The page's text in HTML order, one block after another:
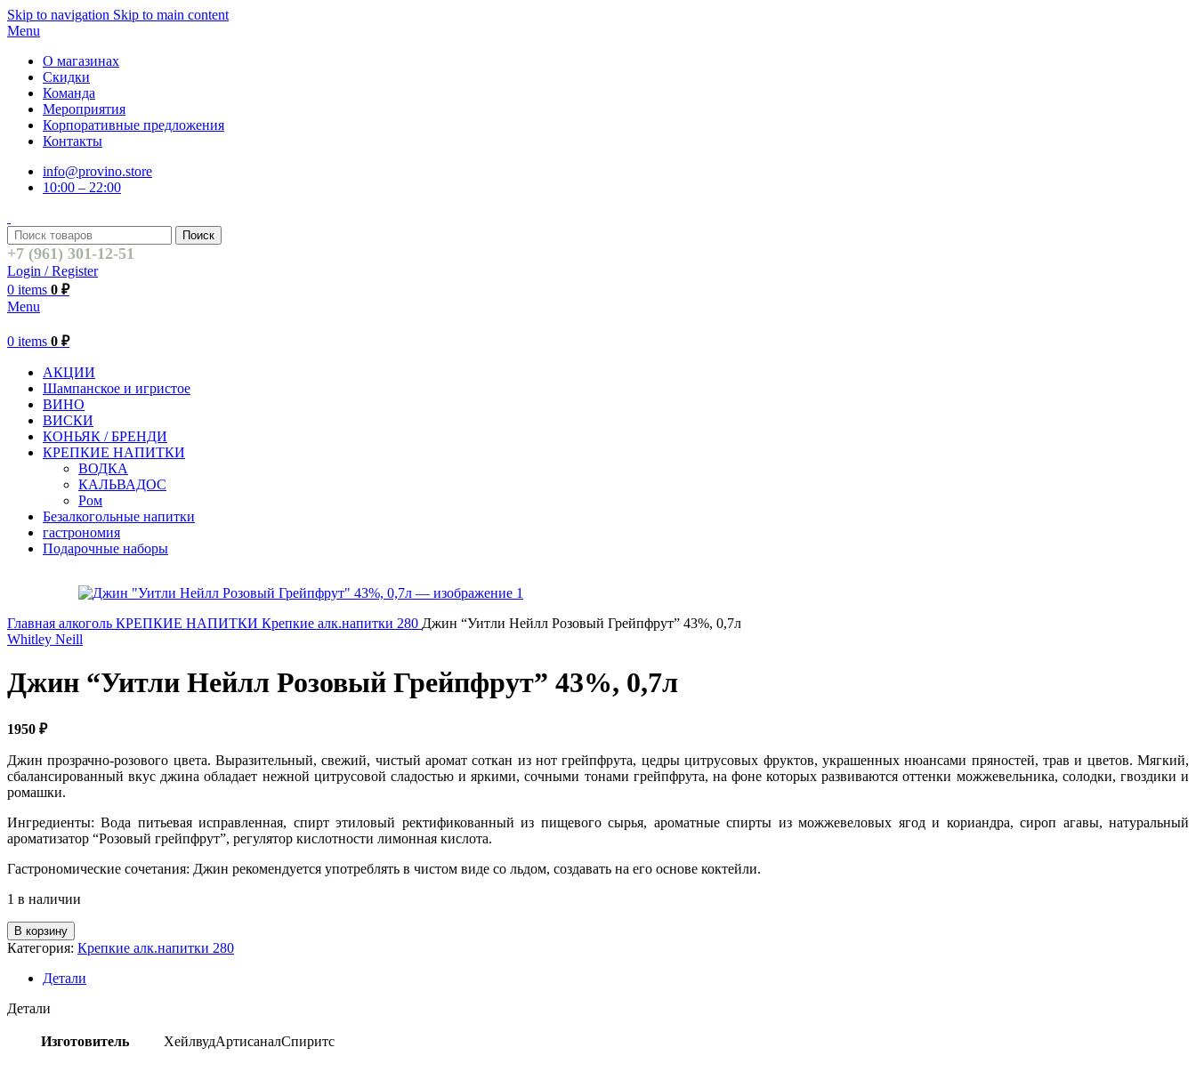
Skip to navigation Skip to main content
Menu
О магазинах
Скидки
Команда
Мероприятия
Корпоративные предложения
Контакты
info@provino.store
10:00 – 22:00
Поиск
+7 (961) 301-12-51
Login / Register
0 items 0 ₽
Menu
0 items 0 ₽
АКЦИИ
Шампанское и игристое
ВИНО
ВИСКИ
КОНЬЯК / БРЕНДИ
КРЕПКИЕ НАПИТКИ
ВОДКА
КАЛЬВАДОС
Ром
Безалкогольные напитки
гастрономия
Подарочные наборы
Главная алкоголь КРЕПКИЕ НАПИТКИ Крепкие алк.напитки 280 Джин “Уитли Нейлл Розовый Грейпфрут” 43%, 0,7л
Whitley Neill
Джин “Уитли Нейлл Розовый Грейпфрут” 43%, 0,7л
1950 ₽
Джин прозрачно-розового цвета. Выразительный, свежий, чистый аромат соткан из нот грейпфрута, цедры цитрусовых фруктов, украшенных нюансами пряностей, трав и цветов. Мягкий,
сбалансированный вкус джина обладает нежной цитрусовой сладостью и яркими, сочными тонами грейпфрута, на фоне которых развиваются оттенки можжевельника, солодки, гвоздики и
ромашки.
Ингредиенты: Вода питьевая исправленная, спирт этиловый ректификованный из пищевого сырья, ароматные спирты из можжевеловых ягод и кориандра, сироп агавы, натуральный
ароматизатор “Розовый грейпфрут”, регулятор кислотности лимонная кислота.
Гастрономические сочетания: Джин рекомендуется употреблять в чистом виде со льдом, создавать на его основе коктейли.
1 в наличии
Количество
товара
"Уитли
Розовый
В корзину
Категория: Крепкие алк.напитки 280
Детали
Детали
Изготовитель ХейлвудАртисаналСпиритс